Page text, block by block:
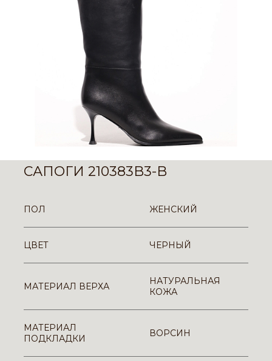
САПОГИ 210383B3-B
ПОЛ ЖЕНСКИЙ
ЦВЕТ ЧЕРНЫЙ
МАТЕРИАЛ ВЕРХА
НАТУРАЛЬНАЯ
КОЖА
МАТЕРИАЛ
ПОДКЛАДКИ
ВОРСИН